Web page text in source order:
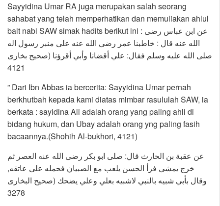
Sayyidina Umar RA juga merupakan salah seorang
sahabat yang telah memperhatikan dan memuliakan ahlul
bait nabi SAW simak hadits berikut ini : عن ابن عباس رضى
الله عنه قال : خاطبنا عمر رضى الله عنه على منبر رسول اله
صلى الله عليه وسلم فقال: علي أقضانا وأبي أقرؤنا (صحيح بخارى
4121
” Dari Ibn Abbas ia bercerita: Sayyidina Umar pernah
berkhutbah kepada kami diatas mimbar rasululah SAW, ia
berkata : sayidina Ali adalah orang yang paling ahli di
bidang hukum, dan Ubay adalah orang yng paling fasih
bacaannya.(Shohih Al-bukhori, 4121)
عن عقبة بن الحارث قال: صلى ابو بكر رضى الله عنه العصر ثم
خرج يمشى فرأ الحسن يلعب مع الصبيان فحمله على عاتقه,
وقال بأبي شبيه بالنبي لاشبيه بعلي وعلي يضحك (صحيح البخارى
3278